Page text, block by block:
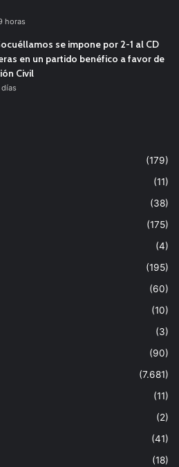
horas
se impone por 2-1 al CD
en un partido benéfico a favor de
Civil
días
(179)
(11)
(38)
(175)
(4)
(195)
(60)
(10)
(3)
(90)
(7.681)
(11)
(2)
(41)
(18)